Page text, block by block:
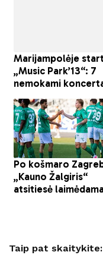
Taip pat skaitykite: